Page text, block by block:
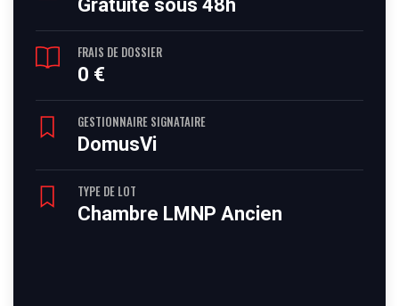
Gratuite sous 48h
FRAIS DE DOSSIER
0 €
GESTIONNAIRE SIGNATAIRE
DomusVi
TYPE DE LOT
Chambre LMNP Ancien